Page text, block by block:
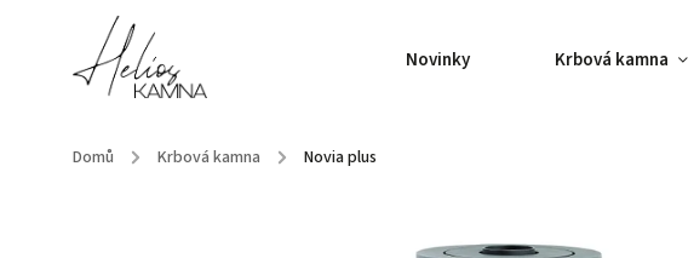
Novinky Krbová kamna
Domů / Krbová kamna / Novia plus